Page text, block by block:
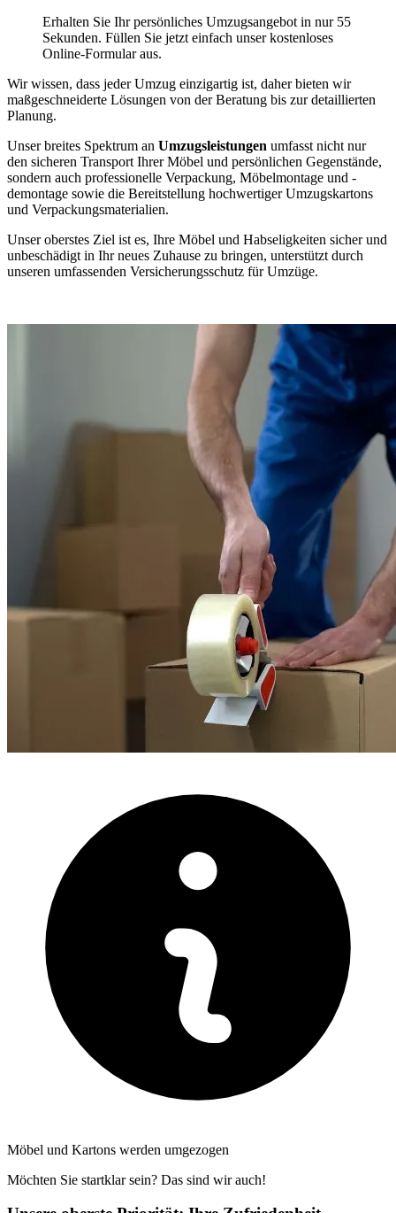
Erhalten Sie Ihr persönliches Umzugsangebot in nur 55
Sekunden. Füllen Sie jetzt einfach unser kostenloses
Online-Formular aus.
Wir wissen, dass jeder Umzug einzigartig ist, daher bieten wir
maßgeschneiderte Lösungen von der Beratung bis zur detaillierten
Planung.
Unser breites Spektrum an Umzugsleistungen umfasst nicht nur
den sicheren Transport Ihrer Möbel und persönlichen Gegenstände,
sondern auch professionelle Verpackung, Möbelmontage und -
demontage sowie die Bereitstellung hochwertiger Umzugskartons
und Verpackungsmaterialien.
Unser oberstes Ziel ist es, Ihre Möbel und Habseligkeiten sicher und
unbeschädigt in Ihr neues Zuhause zu bringen, unterstützt durch
unseren umfassenden Versicherungsschutz für Umzüge.
Möbel und Kartons werden umgezogen
Möchten Sie startklar sein? Das sind wir auch!